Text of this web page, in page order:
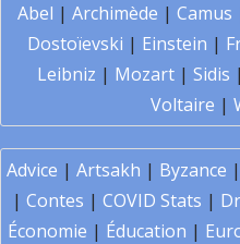
Abel | Archimède | Camus
Dostoïevski | Einstein |
Leibniz | Mozart | Sidis |
Voltaire |
Advice | Artsakh | Byzance |
| Contes | COVID Stats |
Économie | Éducation |